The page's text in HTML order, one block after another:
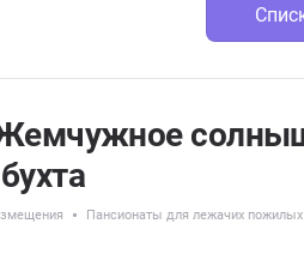
Пансионаты для лежачих